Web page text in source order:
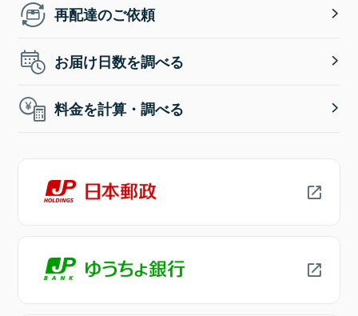
再配達のご依頼
お届け日数を調べる
料金を計算・調べる